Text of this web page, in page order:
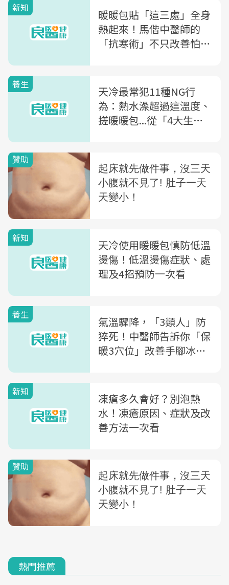
新知
暖暖包貼「這三處」全身
熱起來！馬偕中醫師的
「抗寒術」不只改善怕
養生
天冷最常犯11種NG行
為：熱水澡超過這溫度、
搓暖暖包...從「4大生活
新知
天冷使用暖暖包慎防低溫
燙傷！低溫燙傷症狀、處
理及4招預防一次看
養生
氣溫驟降，「3類人」防
猝死！中醫師告訴你「保
暖3穴位」改善手腳冰
新知
凍瘡多久會好？別泡熱
水！凍瘡原因、症狀及改
善方法一次看
熱門推薦